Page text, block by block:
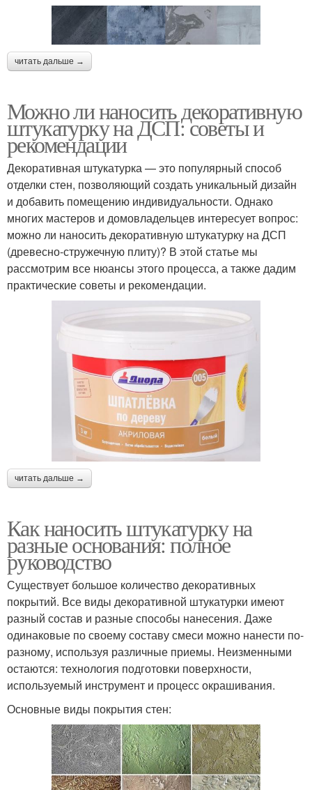
читать дальше →
Можно ли наносить декоративную
штукатурку на ДСП: советы и
рекомендации
Декоративная штукатурка — это популярный способ
отделки стен, позволяющий создать уникальный дизайн
и добавить помещению индивидуальности. Однако
многих мастеров и домовладельцев интересует вопрос:
можно ли наносить декоративную штукатурку на ДСП
(древесно-стружечную плиту)? В этой статье мы
рассмотрим все нюансы этого процесса, а также дадим
практические советы и рекомендации.
читать дальше →
Как наносить штукатурку на
разные основания: полное
руководство
Существует большое количество декоративных
покрытий. Все виды декоративной штукатурки имеют
разный состав и разные способы нанесения. Даже
одинаковые по своему составу смеси можно нанести по-
разному, используя различные приемы. Неизменными
остаются: технология подготовки поверхности,
используемый инструмент и процесс окрашивания.
Основные виды покрытия стен: